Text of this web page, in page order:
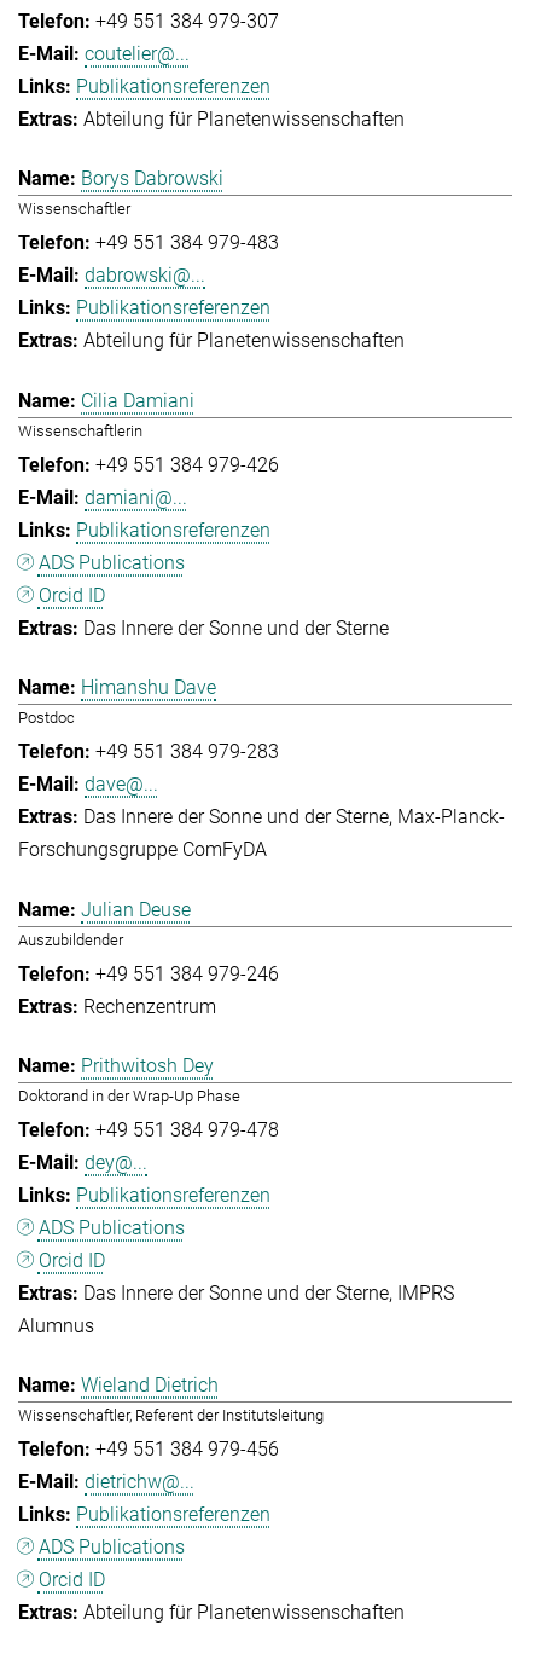
+49 551 384 979-307
coutelier@...
Publikationsreferenzen
Abteilung für Planetenwissenschaften
Borys Dabrowski
Wissenschaftler
+49 551 384 979-483
dabrowski@...
Publikationsreferenzen
Abteilung für Planetenwissenschaften
Cilia Damiani
Wissenschaftlerin
+49 551 384 979-426
damiani@...
Publikationsreferenzen
ADS Publications
Orcid ID
Das Innere der Sonne und der Sterne
Himanshu Dave
Postdoc
+49 551 384 979-283
dave@...
Das Innere der Sonne und der Sterne Max-Planck-
Forschungsgruppe ComFyDA
Julian Deuse
Auszubildender
+49 551 384 979-246
Rechenzentrum
Prithwitosh Dey
Doktorand in der Wrap-Up Phase
+49 551 384 979-478
dey@...
Publikationsreferenzen
ADS Publications
Orcid ID
Das Innere der Sonne und der Sterne IMPRS
Alumnus
Wieland Dietrich
Wissenschaftler, Referent der Institutsleitung
+49 551 384 979-456
dietrichw@...
Publikationsreferenzen
ADS Publications
Orcid ID
Abteilung für Planetenwissenschaften